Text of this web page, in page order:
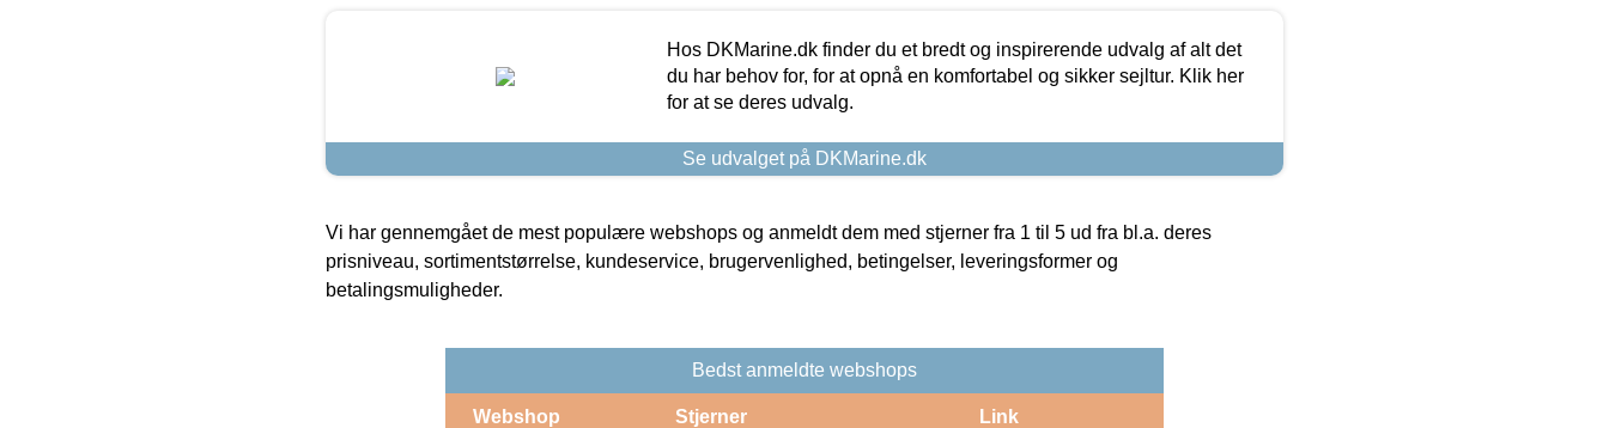
Hos DKMarine.dk finder du et bredt og inspirerende udvalg af alt det
du har behov for, for at opnå en komfortabel og sikker sejltur. Klik her
for at se deres udvalg.
Se udvalget på DKMarine.dk
Vi har gennemgået de mest populære webshops og anmeldt dem med stjerner fra 1 til 5 ud fra bl.a. deres
prisniveau, sortimentstørrelse, kundeservice, brugervenlighed, betingelser, leveringsformer og
betalingsmuligheder.
Bedst anmeldte webshops
Webshop Stjerner Link